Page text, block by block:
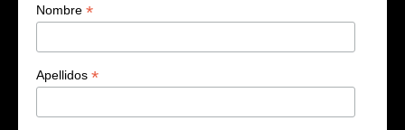
Nombre *
Apellidos *